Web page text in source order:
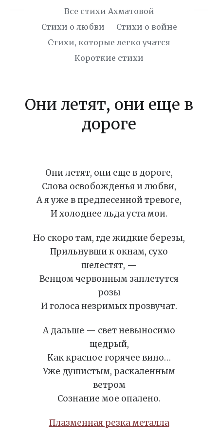
Все стихи Ахматовой
Стихи о любви
Стихи о войне
Cтихи, которые легко учатся
Короткие стихи
Они летят, они еще в
дороге
Они летят, они еще в дороге,
Слова освобожденья и любви,
А я уже в предпесенной тревоге,
И холоднее льда уста мои.
Но скоро там, где жидкие березы,
Прильнувши к окнам, сухо
шелестят, —
Венцом червонным заплетутся
розы
И голоса незримых прозвучат.
А дальше — свет невыносимо
щедрый,
Как красное горячее вино…
Уже душистым, раскаленным
ветром
Сознание мое опалено.
Плазменная резка металла